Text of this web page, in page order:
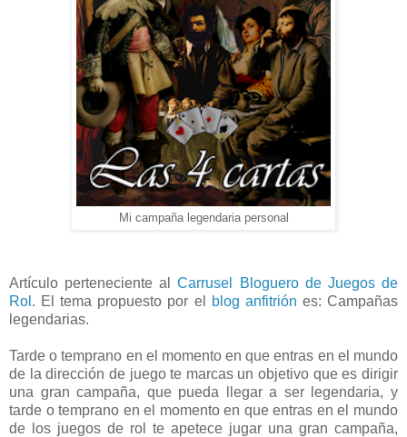
Mi campaña legendaria personal
Artículo perteneciente alCarrusel Bloguero de Juegos de
Rol . El tema propuesto por el blog anfitrión es: Campañas
legendarias.
Tarde o temprano en el momento en que entras en el mundo
de la dirección de juego te marcas un objetivo que es dirigir
una gran campaña, que pueda llegar a ser legendaria, y
tarde o temprano en el momento en que entras en el mundo
de los juegos de rol te apetece jugar una gran campaña,